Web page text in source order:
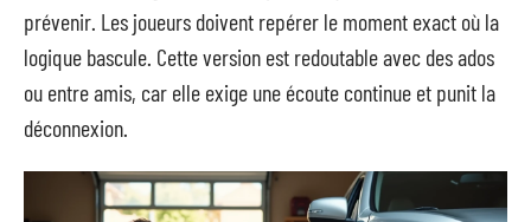
prévenir. Les joueurs doivent repérer le moment exact où la
logique bascule. Cette version est redoutable avec des ados
ou entre amis, car elle exige une écoute continue et punit la
déconnexion.